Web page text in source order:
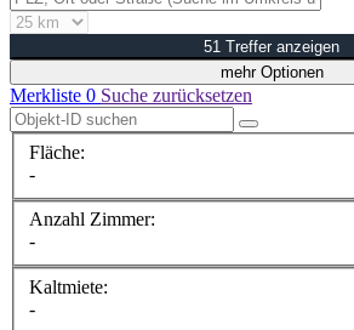
51 Treffer anzeigen
mehr Optionen
Merkliste 0 Suche zurücksetzen
Fläche:
-
Anzahl Zimmer:
-
Kaltmiete:
-